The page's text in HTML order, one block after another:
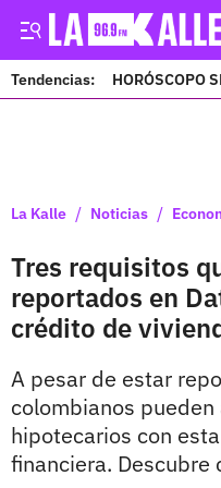
Tendencias: HORÓSCOPO
La Kalle / Noticias /
Tres requisitos
reportados en
crédito de
A pesar de estar
colombianos
hipotecarios con
financiera. Descubre